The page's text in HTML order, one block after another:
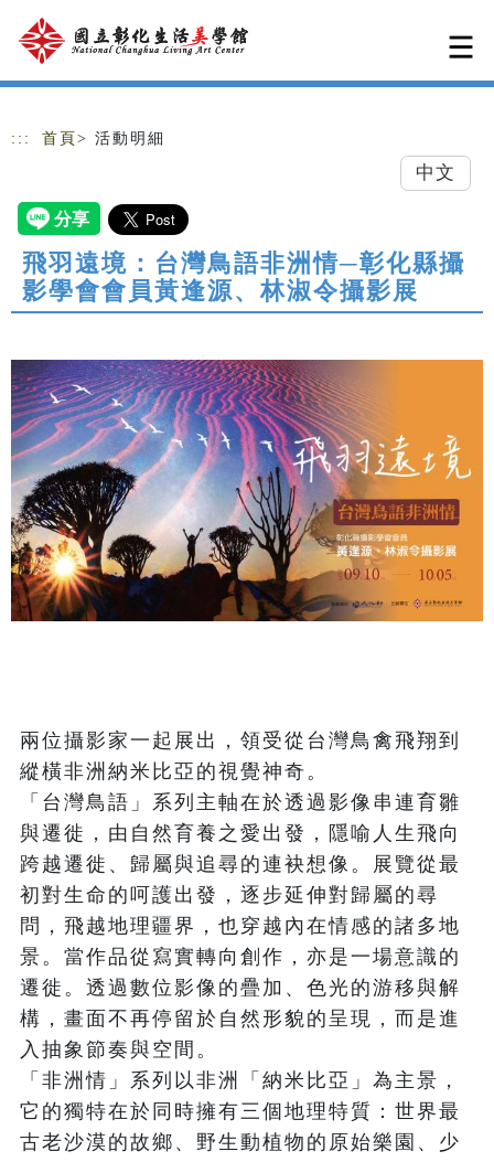
跳到主要內容
網站導覽
::: 首頁 > 活動明細
中文
飛羽遠境：台灣鳥語非洲情─彰化縣攝
影學會會員黃逢源、林淑令攝影展
兩位攝影家一起展出，領受從台灣鳥禽飛翔到
縱橫非洲納米比亞的視覺神奇。
「台灣鳥語」系列主軸在於透過影像串連育雛
與遷徙，由自然育養之愛出發，隱喻人生飛向
跨越遷徙、歸屬與追尋的連袂想像。展覽從最
初對生命的呵護出發，逐步延伸對歸屬的尋
問，飛越地理疆界，也穿越內在情感的諸多地
景。當作品從寫實轉向創作，亦是一場意識的
遷徙。透過數位影像的疊加、色光的游移與解
構，畫面不再停留於自然形貌的呈現，而是進
入抽象節奏與空間。
「非洲情」系列以非洲「納米比亞」為主景，
它的獨特在於同時擁有三個地理特質：世界最
古老沙漠的故鄉、野生動植物的原始樂園、少